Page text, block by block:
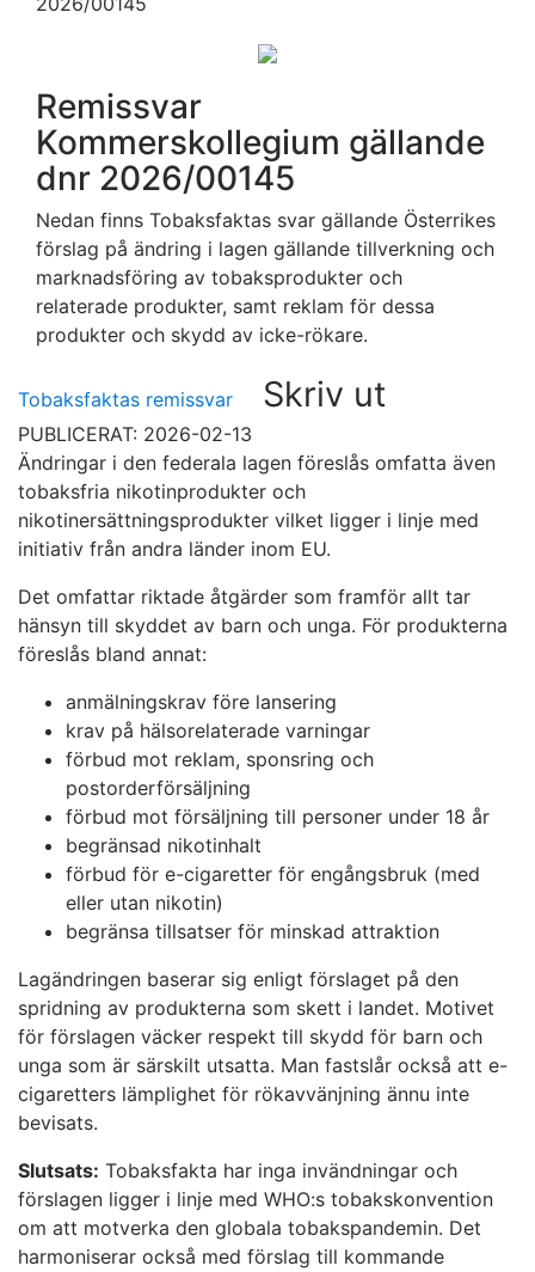
Remissvar
Kommerskollegium gällande
dnr 2026/00145
Nedan finns Tobaksfaktas svar gällande Österrikes
förslag på ändring i lagen gällande tillverkning och
marknadsföring av tobaksprodukter och
relaterade produkter, samt reklam för dessa
produkter och skydd av icke-rökare.
Tobaksfaktas remissvar Skriv ut
PUBLICERAT: 2026-02-13
Ändringar i den federala lagen föreslås omfatta även
tobaksfria nikotinprodukter och
nikotinersättningsprodukter vilket ligger i linje med
initiativ från andra länder inom EU.
Det omfattar riktade åtgärder som framför allt tar
hänsyn till skyddet av barn och unga. För produkterna
föreslås bland annat:
anmälningskrav före lansering
krav på hälsorelaterade varningar
förbud mot reklam, sponsring och
postorderförsäljning
förbud mot försäljning till personer under 18 år
begränsad nikotinhalt
förbud för e-cigaretter för engångsbruk (med
eller utan nikotin)
begränsa tillsatser för minskad attraktion
Lagändringen baserar sig enligt förslaget på den
spridning av produkterna som skett i landet. Motivet
för förslagen väcker respekt till skydd för barn och
unga som är särskilt utsatta. Man fastslår också att e-
cigaretters lämplighet för rökavvänjning ännu inte
bevisats.
Slutsats: Tobaksfakta har inga invändningar och
förslagen ligger i linje med WHO:s tobakskonvention
om att motverka den globala tobakspandemin. Det
harmoniserar också med förslag till kommande